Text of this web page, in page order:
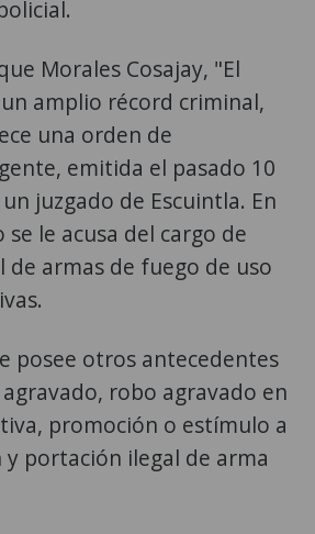
Morales Cosajay, "El
amplio récord criminal,
una orden de
emitida el pasado 10
juzgado de Escuintla. En
le acusa del cargo de
de armas de fuego de uso
posee otros antecedentes
robo agravado en
promoción o estímulo a
y portación ilegal de arma